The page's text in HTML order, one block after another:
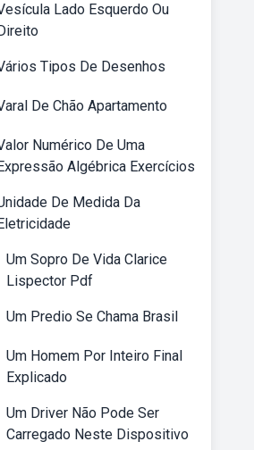
Lado Esquerdo Ou
Tipos De Desenhos
De Chão Apartamento
Numérico De Uma
Algébrica Exercícios
De Medida Da
Um Sopro De Vida Clarice
Lispector Pdf
Um Predio Se Chama Brasil
Um Homem Por Inteiro Final
Explicado
Um Driver Não Pode Ser
Carregado Neste Dispositivo